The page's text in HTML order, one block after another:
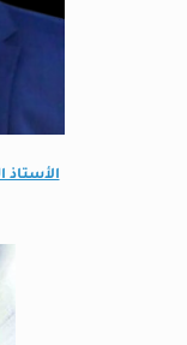
الأستاذ